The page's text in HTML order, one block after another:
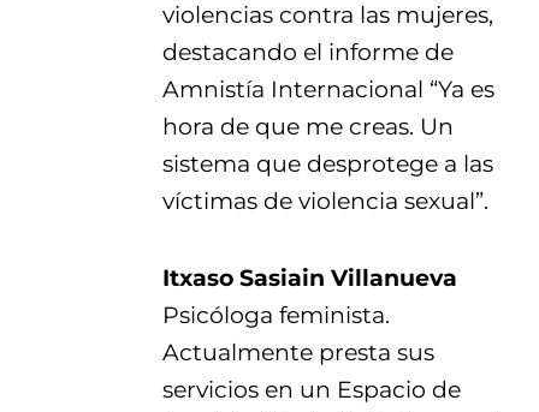
violencias contra las mujeres,
destacando el informe de
Amnistía Internacional “Ya es
hora de que me creas. Un
sistema que desprotege a las
víctimas de violencia sexual”.
Itxaso Sasiain Villanueva
Psicóloga feminista.
Actualmente presta sus
servicios en un Espacio de